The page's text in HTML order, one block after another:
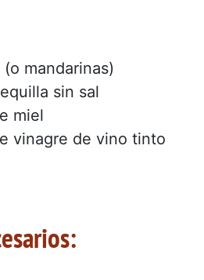
mandarinas)
sin sal
miel
vinagre de vino tinto